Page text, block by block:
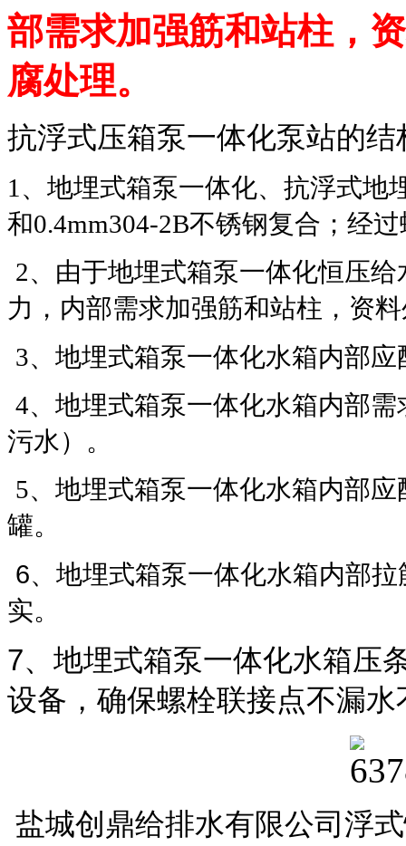
部需求加强筋和站柱，
腐处理。
抗浮式压箱泵一体化泵站的结
1、地埋式箱泵一体化、抗浮式地
和0.4mm304-2B不锈钢复合；经
2、由于地埋式箱泵一体化恒压
力，内部需求加强筋和站柱，资
3、地埋式箱泵一体化水箱内部
4、地埋式箱泵一体化水箱内部
污水）。
5、地埋式箱泵一体化水箱内部
罐。
6、地埋式箱泵一体化水箱内部
实。
7、地埋式箱泵一体化水箱压
设备，确保螺栓联接点不漏水
盐城创鼎给排水有限公司浮